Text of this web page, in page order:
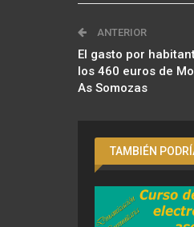
ANTERIOR
El gasto por
los 460 euros de
As Somozas
TAMBIÉN